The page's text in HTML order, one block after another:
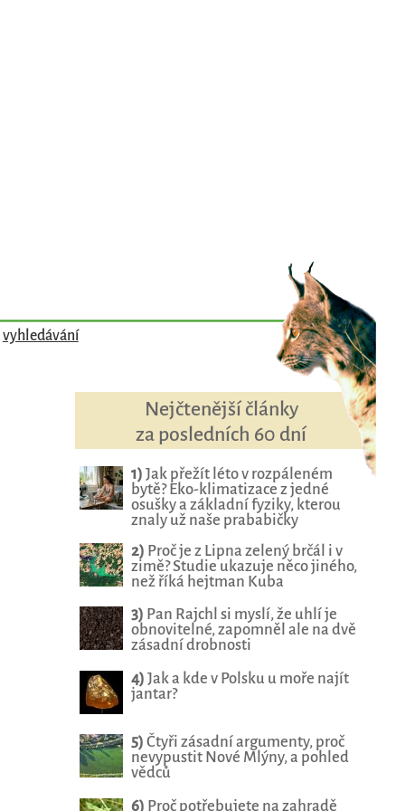
vyhledávání
Nejčtenější články
za posledních 60 dní
1) Jak přežít léto v rozpáleném
bytě? Eko-klimatizace z jedné
osušky a základní fyziky, kterou
znaly už naše prababičky
2) Proč je z Lipna zelený brčál i v
zimě? Studie ukazuje něco jiného,
než říká hejtman Kuba
3) Pan Rajchl si myslí, že uhlí je
obnovitelné, zapomněl ale na dvě
zásadní drobnosti
4) Jak a kde v Polsku u moře najít
jantar?
5) Čtyři zásadní argumenty, proč
nevypustit Nové Mlýny, a pohled
vědců
6) Proč potřebujete na zahradě